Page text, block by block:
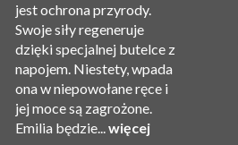
jest ochrona przyrody.
Swoje siły regeneruje
dzięki specjalnej butelce z
napojem. Niestety, wpada
ona w niepowołane ręce i
jej moce są zagrożone.
Emilia będzie...więcej